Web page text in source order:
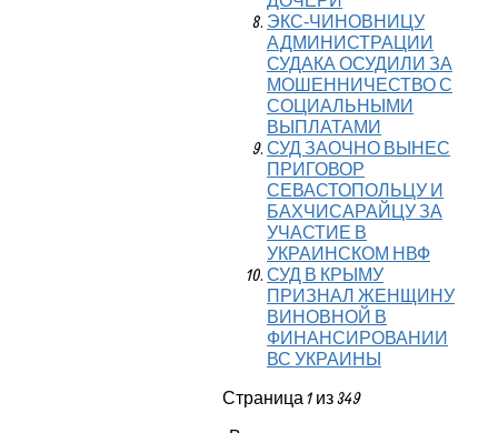
ЭКС‑ЧИНОВНИЦУ
АДМИНИСТРАЦИИ
СУДАКА ОСУДИЛИ ЗА
МОШЕННИЧЕСТВО С
СОЦИАЛЬНЫМИ
ВЫПЛАТАМИ
СУД ЗАОЧНО ВЫНЕС
ПРИГОВОР
СЕВАСТОПОЛЬЦУ И
БАХЧИСАРАЙЦУ ЗА
УЧАСТИЕ В
УКРАИНСКОМ НВФ
СУД В КРЫМУ
ПРИЗНАЛ ЖЕНЩИНУ
ВИНОВНОЙ В
ФИНАНСИРОВАНИИ
ВС УКРАИНЫ
Страница 1 из 349